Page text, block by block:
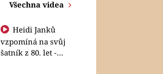
Všechna videa
Heidi Janků
vzpomíná na svůj
šatník z 80. let -